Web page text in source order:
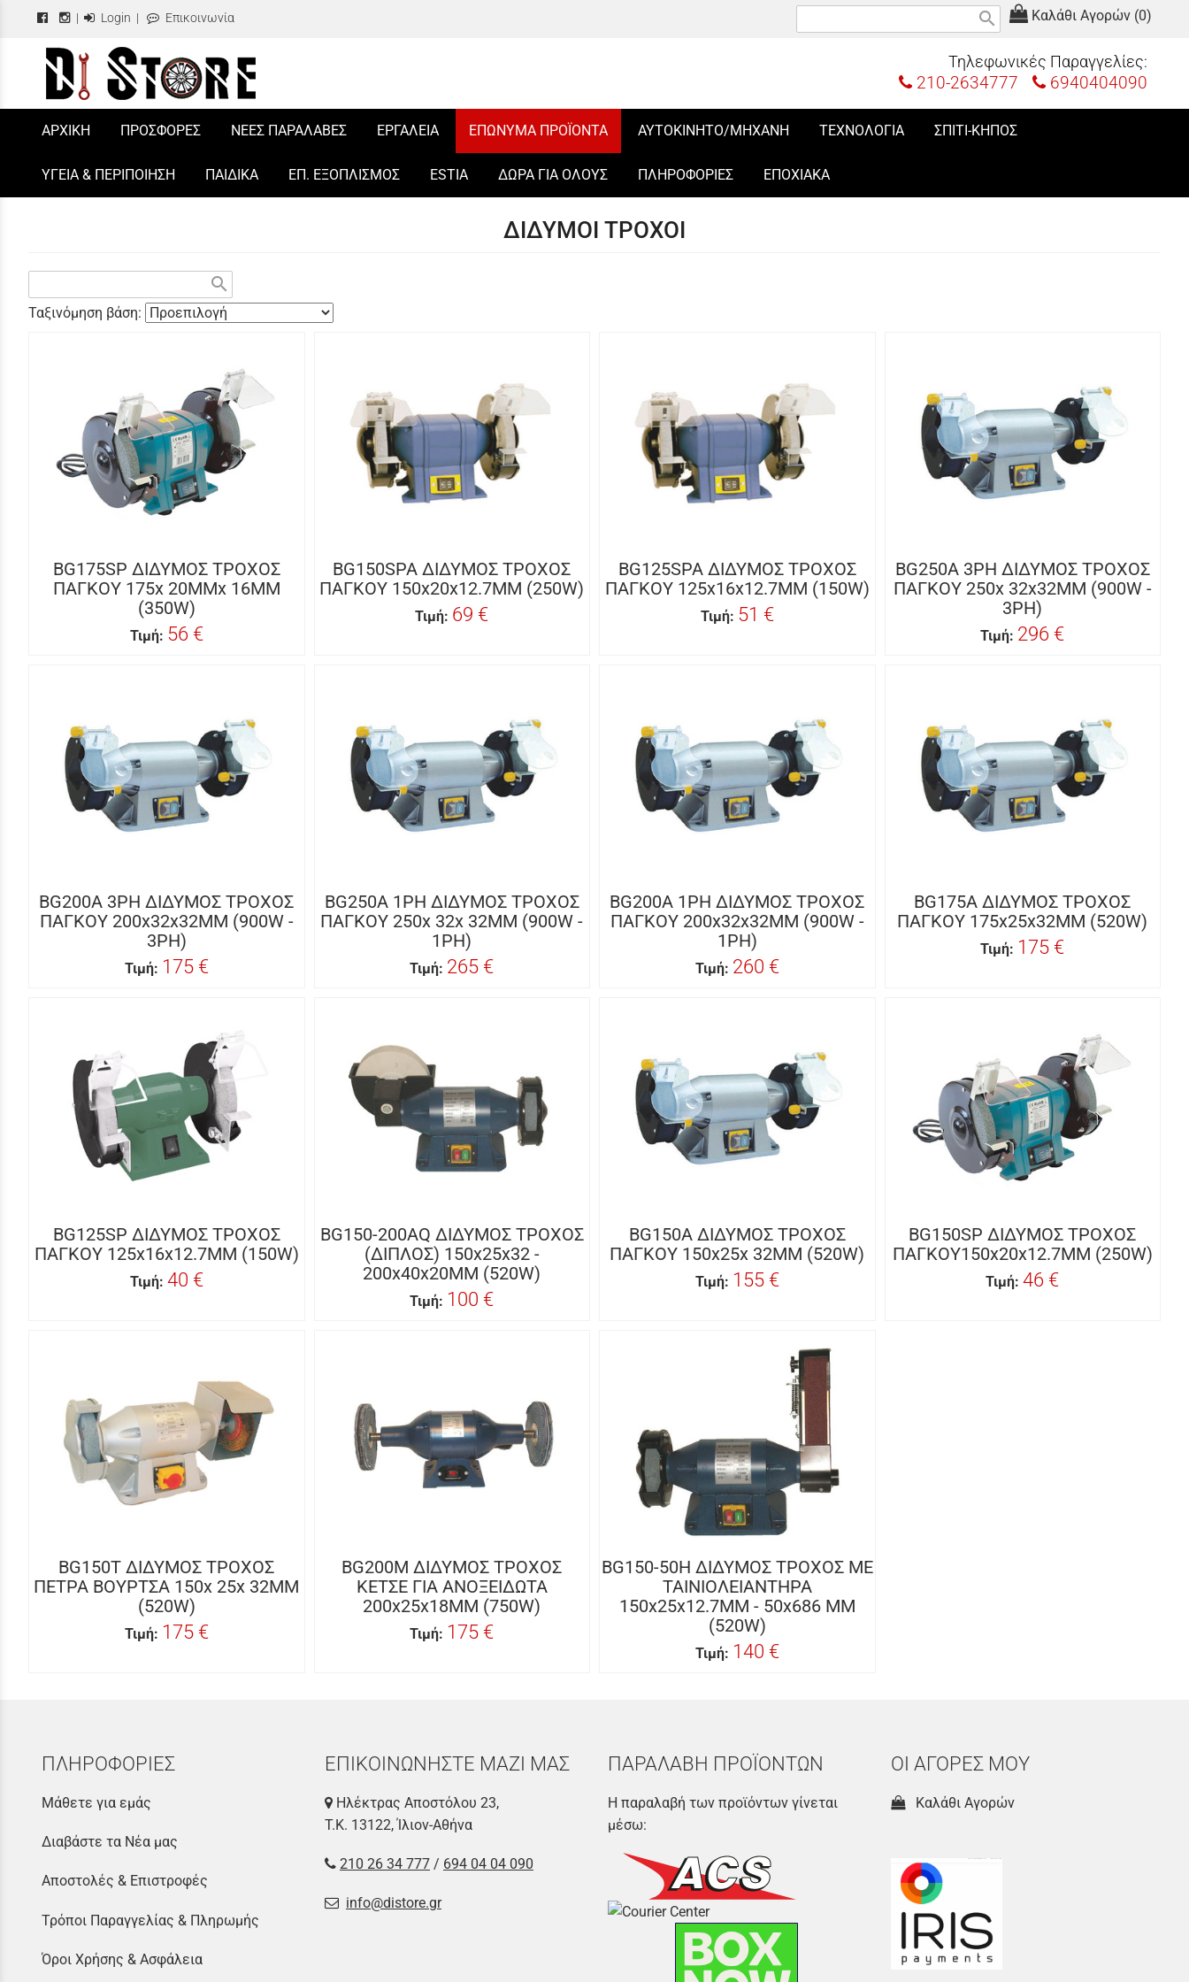
| Login | Επικοινωνία Καλάθι Αγορών (0)
search
Τηλεφωνικές Παραγγελίες:
210-2634777 6940404090
/
ΑΡΧΙΚΗ ΠΡΟΣΦΟΡΕΣ ΝΕΕΣ ΠΑΡΑΛΑΒΕΣ ΕΡΓΑΛΕΙΑ ΕΠΩΝΥΜΑ ΠΡΟΪΟΝΤΑ ΑΥΤΟΚΙΝΗΤΟ/ΜΗΧΑΝΗ ΤΕΧΝΟΛΟΓΙΑ ΣΠΙΤΙ-ΚΗΠΟΣ
ΥΓΕΙΑ & ΠΕΡΙΠΟΙΗΣΗ ΠΑΙΔΙΚΑ ΕΠ. ΕΞΟΠΛΙΣΜΟΣ ESTIA ΔΩΡΑ ΓΙΑ ΟΛΟΥΣ ΠΛΗΡΟΦΟΡΙΕΣ ΕΠΟΧΙΑΚΑ
ΔΙΔΥΜΟΙ ΤΡΟΧΟΙ
search
Ταξινόμηση βάση:
BG175SP ΔΙΔΥΜΟΣ ΤΡΟΧΟΣ
ΠΑΓΚΟΥ 175x 20MMx 16MM
(350W)
Τιμή: 56 €
BG150SPA ΔΙΔΥΜΟΣ ΤΡΟΧΟΣ
ΠΑΓΚΟΥ 150x20x12.7MM (250W)
Τιμή: 69 €
BG125SPA ΔΙΔΥΜΟΣ ΤΡΟΧΟΣ
ΠΑΓΚΟΥ 125x16x12.7MM (150W)
Τιμή: 51 €
BG250A 3PH ΔΙΔΥΜΟΣ ΤΡΟΧΟΣ
ΠΑΓΚΟΥ 250x 32x32MM (900W -
3PH)
Τιμή: 296 €
BG200A 3PH ΔΙΔΥΜΟΣ ΤΡΟΧΟΣ
ΠΑΓΚΟΥ 200x32x32MM (900W -
3PH)
Τιμή: 175 €
BG250A 1PH ΔΙΔΥΜΟΣ ΤΡΟΧΟΣ
ΠΑΓΚΟΥ 250x 32x 32MM (900W -
1PH)
Τιμή: 265 €
BG200A 1PH ΔΙΔΥΜΟΣ ΤΡΟΧΟΣ
ΠΑΓΚΟΥ 200x32x32MM (900W -
1PH)
Τιμή: 260 €
BG175A ΔΙΔΥΜΟΣ ΤΡΟΧΟΣ
ΠΑΓΚΟΥ 175x25x32MM (520W)
Τιμή: 175 €
BG125SP ΔΙΔΥΜΟΣ ΤΡΟΧΟΣ
ΠΑΓΚΟΥ 125x16x12.7MM (150W)
Τιμή: 40 €
BG150-200AQ ΔΙΔΥΜΟΣ ΤΡΟΧΟΣ
(ΔΙΠΛΟΣ) 150x25x32 -
200x40x20MM (520W)
Τιμή: 100 €
BG150A ΔΙΔΥΜΟΣ ΤΡΟΧΟΣ
ΠΑΓΚΟΥ 150x25x 32MM (520W)
Τιμή: 155 €
BG150SP ΔΙΔΥΜΟΣ ΤΡΟΧΟΣ
ΠΑΓΚΟΥ150x20x12.7MM (250W)
Τιμή: 46 €
BG150T ΔΙΔΥΜΟΣ ΤΡΟΧΟΣ
ΠΕΤΡΑ ΒΟΥΡΤΣΑ 150x 25x 32MM
(520W)
Τιμή: 175 €
BG200M ΔΙΔΥΜΟΣ ΤΡΟΧΟΣ
ΚΕΤΣΕ ΓΙΑ ΑΝΟΞΕΙΔΩΤΑ
200x25x18MM (750W)
Τιμή: 175 €
BG150-50H ΔΙΔΥΜΟΣ ΤΡΟΧΟΣ ΜΕ
ΤΑΙΝΙΟΛΕΙΑΝΤΗΡΑ
150x25x12.7MM - 50x686 MM
(520W)
Τιμή: 140 €
ΠΛΗΡΟΦΟΡΙΕΣ
Μάθετε για εμάς
Διαβάστε τα Νέα μας
Αποστολές & Επιστροφές
Τρόποι Παραγγελίας & Πληρωμής
Όροι Χρήσης & Ασφάλεια
ΕΠΙΚΟΙΝΩΝΗΣΤΕ ΜΑΖΙ ΜΑΣ
Ηλέκτρας Αποστόλου 23,
Τ.Κ. 13122, Ίλιον-Αθήνα
210 26 34 777 / 694 04 04 090
info@distore.gr
ΠΑΡΑΛΑΒΗ ΠΡΟΪΟΝΤΩΝ
Η παραλαβή των προϊόντων γίνεται
μέσω:
ΟΙ ΑΓΟΡΕΣ ΜΟΥ
Καλάθι Αγορών